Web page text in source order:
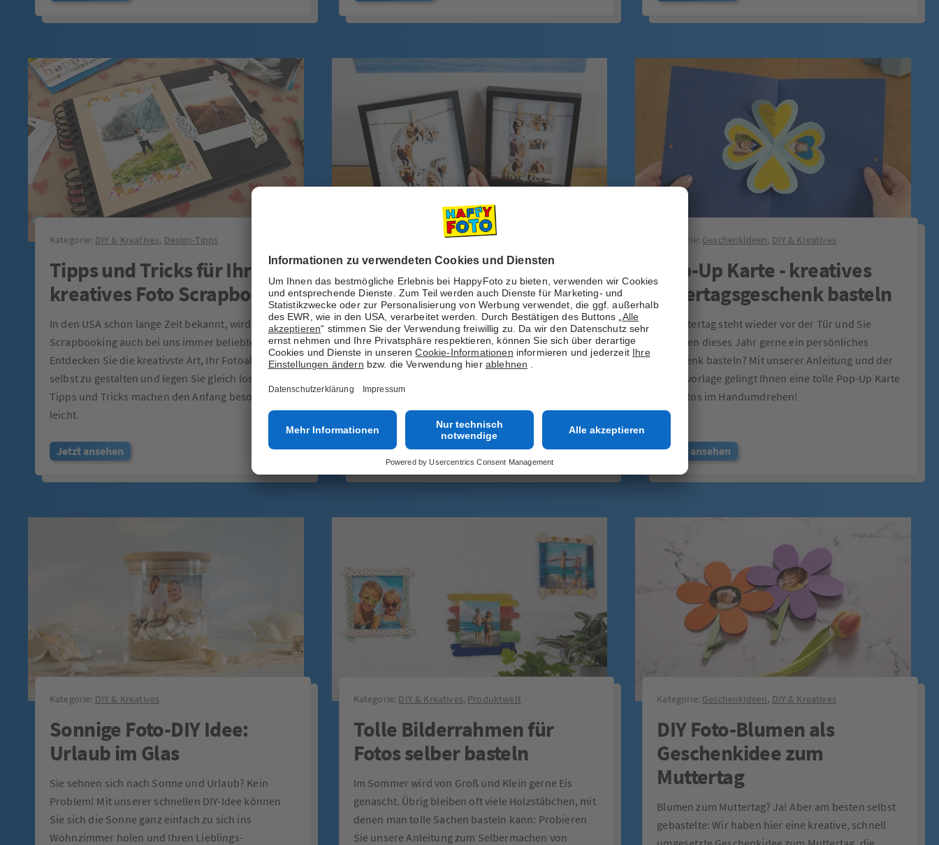
Kategorie: DIY & Kreatives, Design-Tipps
Tipps und Tricks für Ihr
kreatives Foto Scrapbook
In den USA schon lange Zeit bekannt, wird das
Scrapbooking auch bei uns immer beliebter.
Entdecken Sie die kreativste Art, Ihr Fotoalbum
selbst zu gestalten und legen Sie gleich los! Unsere
Tipps und Tricks machen den Anfang besonders
leicht.
Jetzt ansehen
Geschenkideen,DIY & Kreatives
Traumhafte
selbstgemachte Fotocollage
Sie sind auf der Suche nach einem kreativen
Geschenk für Ihren Herzensmenschen? Mit Ihren
liebsten gemeinsamen Fotos können Sie eine tolle
basteln. Wie das funktioniert, erfahren Sie hier.
Jetzt ansehen
Kategorie: Geschenkideen, DIY & Kreatives
Pop-Up Karte - kreatives
Vatertagsgeschenk basteln
Der Vatertag steht wieder vor der Tür und Sie
möchten dieses Jahr gerne ein persönliches
Geschenk basteln? Mit unserer Anleitung und der
Bastelvorlage gelingt Ihnen eine tolle Pop-Up Karte
mit Fotos im Handumdrehen!
Jetzt ansehen
Kategorie: DIY & Kreatives
Sonnige Foto-DIY Idee:
Urlaub im Glas
Sie sehnen sich nach Sonne und Urlaub? Kein
Problem! Mit unserer schnellen DIY-Idee können
Sie sich die Sonne ganz einfach zu sich ins
Wohnzimmer holen und Ihren Lieblings-
Kategorie: DIY & Kreatives, Produktwelt
Tolle Bilderrahmen für
Fotos selber basteln
Im Sommer wird von Groß und Klein gerne Eis
genascht. Übrig bleiben oft viele Holzstäbchen, mit
denen man tolle Sachen basteln kann: Probieren
Sie unsere Anleitung zum Selbermachen von
Kategorie: Geschenkideen, DIY & Kreatives
DIY Foto-Blumen als
Geschenkidee zum
Muttertag
Blumen zum Muttertag? Ja! Aber am besten selbst
gebastelte: Wir haben hier eine kreative, schnell